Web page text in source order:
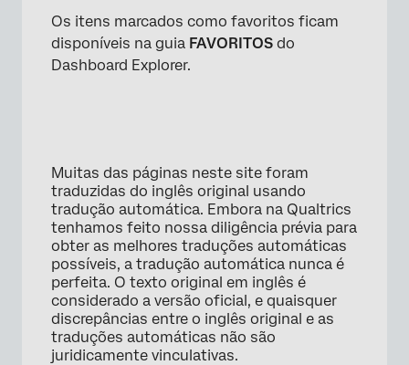
Os itens marcados como favoritos ficam
disponíveis na guia FAVORITOS do
Dashboard Explorer.
Muitas das páginas neste site foram
traduzidas do inglês original usando
tradução automática. Embora na Qualtrics
tenhamos feito nossa diligência prévia para
obter as melhores traduções automáticas
possíveis, a tradução automática nunca é
perfeita. O texto original em inglês é
considerado a versão oficial, e quaisquer
discrepâncias entre o inglês original e as
traduções automáticas não são
juridicamente vinculativas.